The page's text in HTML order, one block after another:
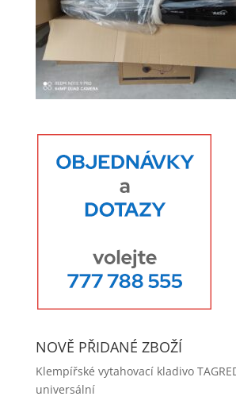
NOVĚ PŘIDANÉ ZBOŽÍ
Klempířské vytahovací kladivo
universální